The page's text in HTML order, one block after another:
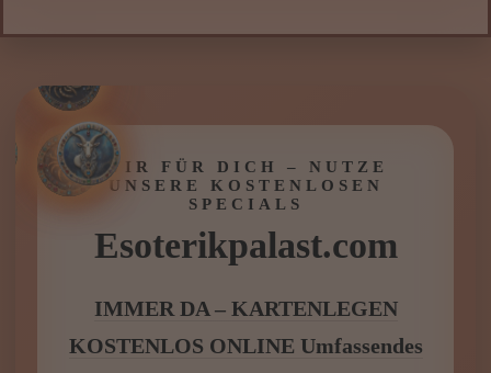
unerwarteter Kontakt. Ich bin so dankbar
Svetlana aus Duisburg überANJA MARIA
UNSERE KOSTENLOSEN